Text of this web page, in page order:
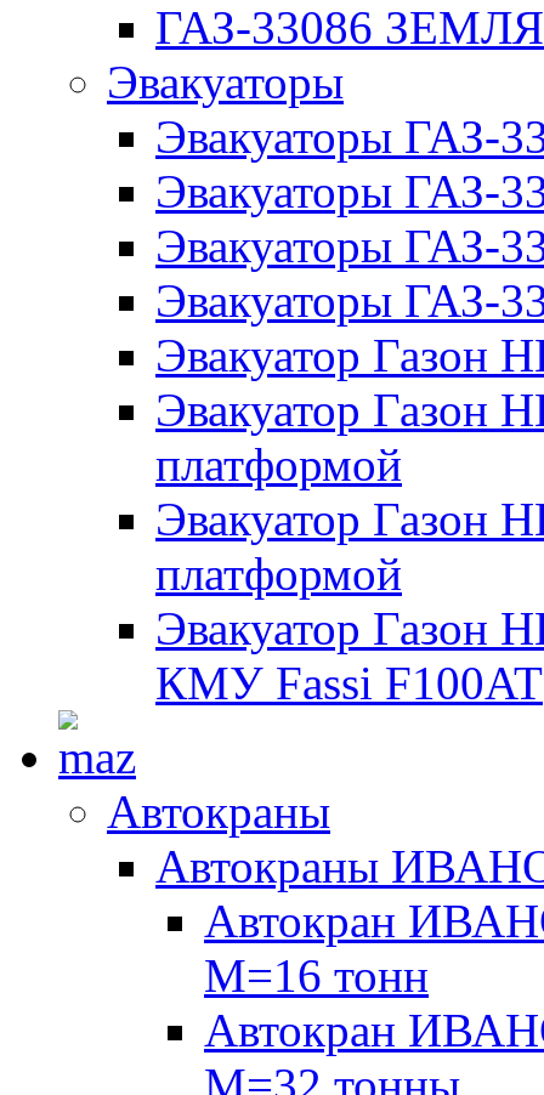
ГАЗ-33086
Эвакуаторы
Эвакуаторы ГАЗ-
Эвакуаторы
Эвакуаторы ГАЗ-
Эвакуаторы ГАЗ-
Эвакуатор Газон
Эвакуатор Газон
платформой
Эвакуатор Газон
платформой
Эвакуатор Газон
КМУ Fassi F100AT
Автокраны
Автокраны
Автокран
М=16 тонн
Автокран